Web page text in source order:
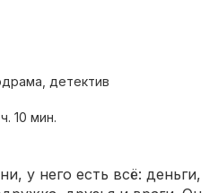
детектив
10 мин.
у него есть всё: деньги,